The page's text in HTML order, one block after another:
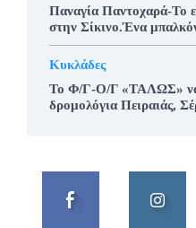
Παναγία Παντοχαρά-Το
στην Σίκινο.Ένα
Κυκλάδες
To Φ/Γ-Ο/Γ «ΤΑΛΩΣ»
δρομολόγια Πειραιάς,